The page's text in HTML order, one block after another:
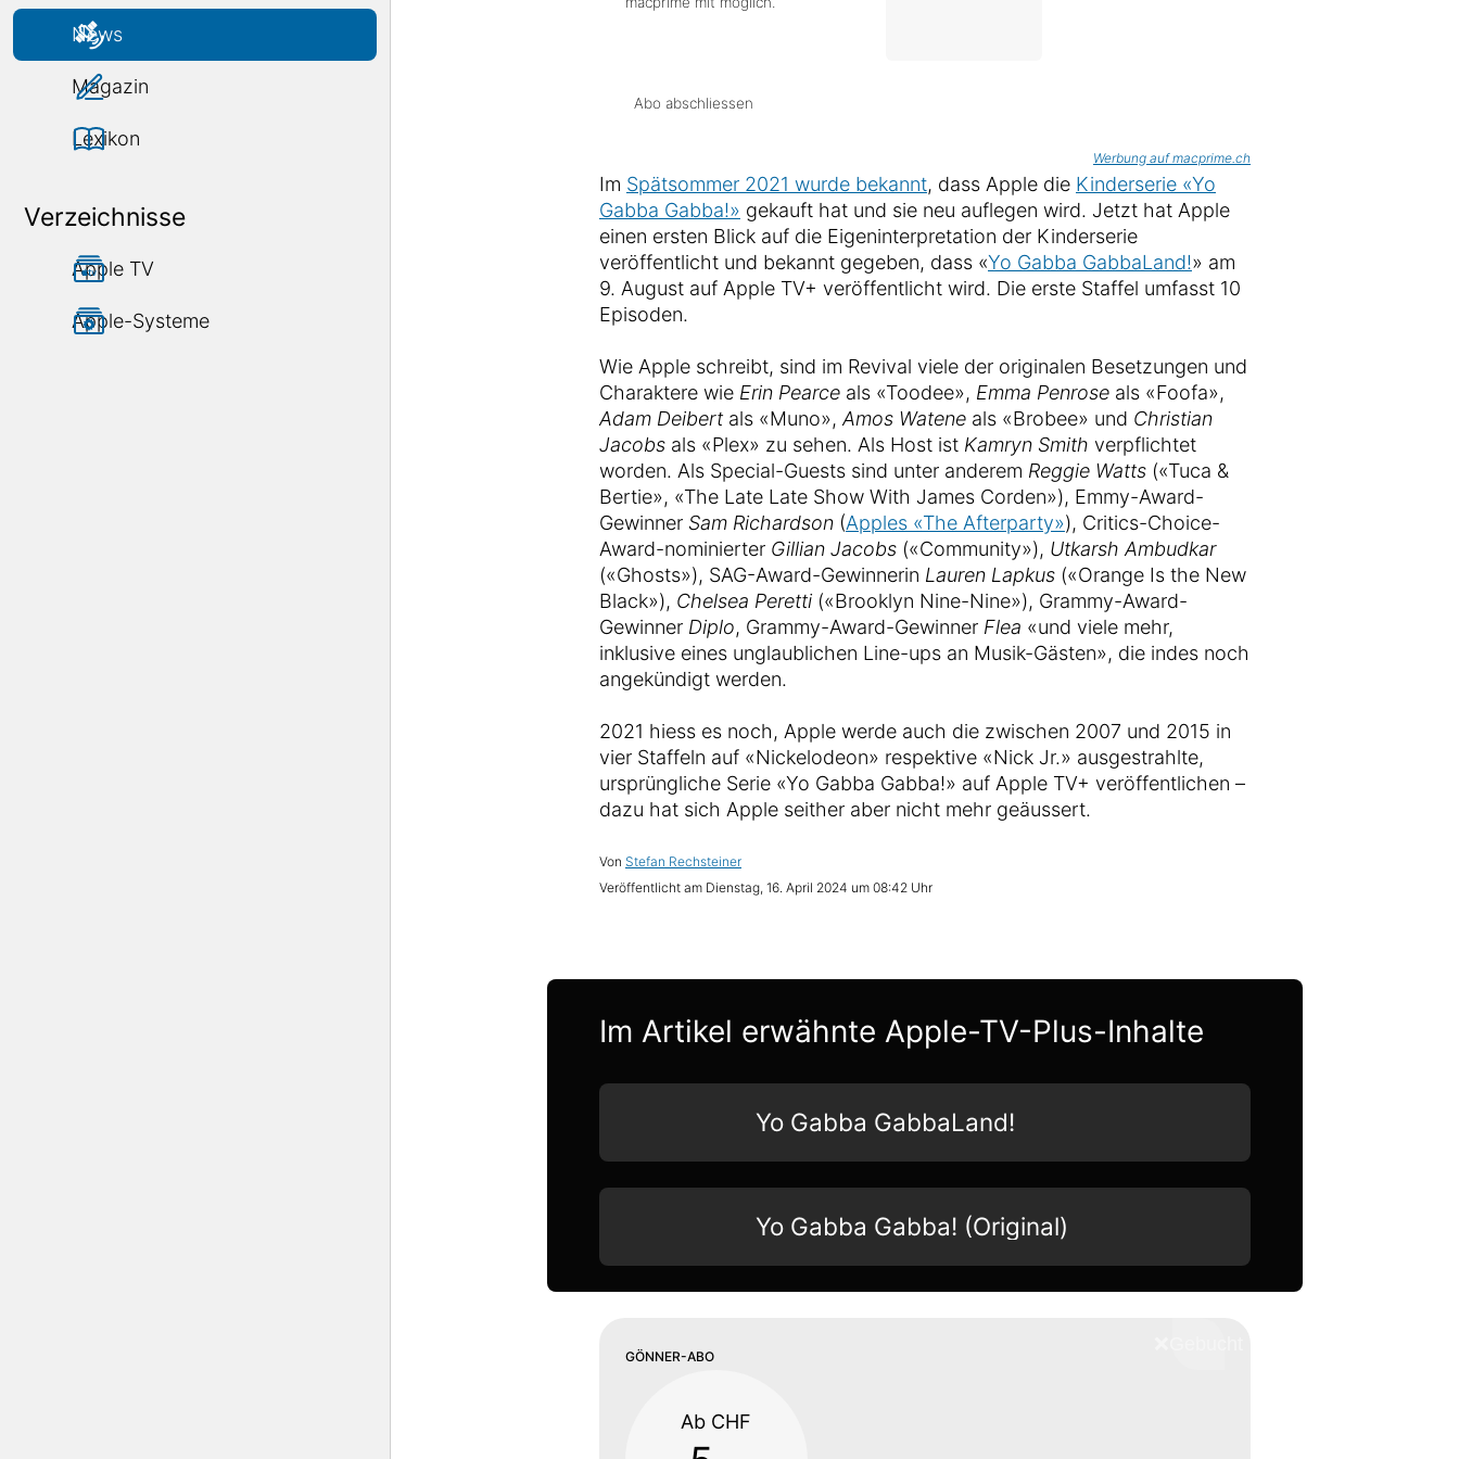
News
Magazin
Lexikon
Verzeichnisse
Apple TV
Apple-Systeme
Abo abschliessen
Werbung auf macprime.ch
Im Spätsommer 2021 wurde bekannt, dass Apple die Kinderserie «Yo
Gabba Gabba!» gekauft hat und sie neu auflegen wird. Jetzt hat Apple
einen ersten Blick auf die Eigeninterpretation der Kinderserie
veröffentlicht und bekannt gegeben, dass «Yo Gabba GabbaLand!» am
9. August auf Apple TV+ veröffentlicht wird. Die erste Staffel umfasst 10
Episoden.
Wie Apple schreibt, sind im Revival viele der originalen Besetzungen und
Charaktere wie Erin Pearceals «Toodee», Emma Penroseals «Foofa»,
Adam Deibertals «Muno», Amos Wateneals «Brobee» und Christian
Jacobsals «Plex» zu sehen. Als Host ist Kamryn Smith verpflichtet
worden. Als Special-Guests sind unter anderem Reggie Watts(«Tuca &
Bertie», «The Late Late Show With James Corden»), Emmy-Award-
Gewinner Sam Richardson(Apples «The Afterparty»), Critics-Choice-
Award-nominierter Gillian Jacobs(«Community»), Utkarsh Ambudkar
(«Ghosts»), SAG-Award-Gewinnerin Lauren Lapkus(«Orange Is the New
Black»), Chelsea Peretti(«Brooklyn Nine-Nine»), Grammy-Award-
Gewinner Diplo, Grammy-Award-Gewinner Flea «und viele mehr,
inklusive eines unglaublichen Line-ups an Musik-Gästen», die indes noch
angekündigt werden.
2021 hiess es noch, Apple werde auch die zwischen 2007 und 2015 in
vier Staffeln auf «Nickelodeon» respektive «Nick Jr.» ausgestrahlte,
ursprüngliche Serie «Yo Gabba Gabba!» auf Apple TV+ veröffentlichen –
dazu hat sich Apple seither aber nicht mehr geäussert.
Von Stefan Rechsteiner
Veröffentlicht am Dienstag, 16. April 2024 um 08:42 Uhr
Im Artikel erwähnte Apple-TV-Plus-Inhalte
Yo Gabba GabbaLand!
Yo Gabba Gabba! (Original)
GÖNNER-ABO
Ab CHF